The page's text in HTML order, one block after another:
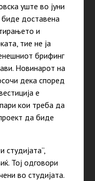
уште во јуни
доставена
и
тие не ја
брифинг
Новинарот на
дека според
е
кои треба да
да биде
Тој одговори
во студијата.